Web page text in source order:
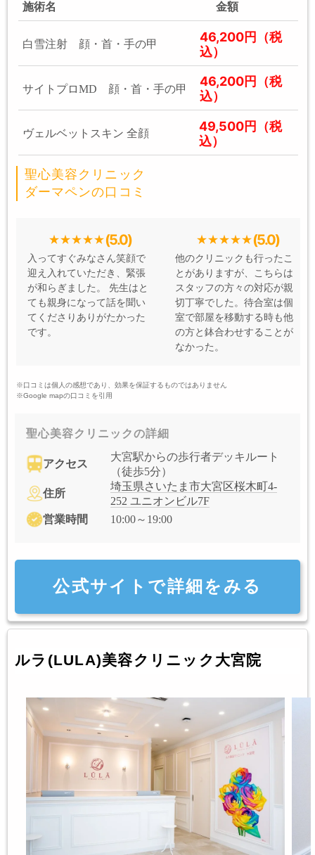
施術名 金額
白雪注射 顔・首・手の甲
46,200円（税
込）
サイトプロMD 顔・首・手の甲
46,200円（税
込）
ヴェルベットスキン 全顔
49,500円（税
込）
聖心美容クリニック
ダーマペンの口コミ
(5.0)
入ってすぐみなさん笑顔で
迎え入れていただき、緊張
が和らぎました。 先生はと
ても親身になって話を聞い
てくださりありがたかった
です。
(5.0)
他のクリニックも行ったこ
とがありますが、こちらは
スタッフの方々の対応が親
切丁寧でした。待合室は個
室で部屋を移動する時も他
の方と鉢合わせすることが
なかった。
※口コミは個人の感想であり、効果を保証するものではありません
※Google mapの口コミを引用
聖心美容クリニックの詳細
アクセス
大宮駅からの歩行者デッキルート
（徒歩5分）
住所
埼玉県さいたま市大宮区桜木町4-
252 ユニオンビル7F
営業時間
10:00～19:00
公式サイトで詳細をみる
ルラ(LULA)美容クリニック大宮院